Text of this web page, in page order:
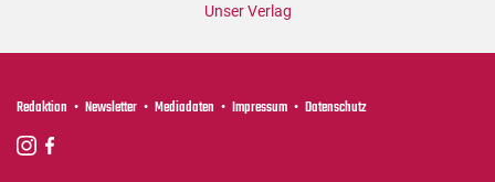
Unser Verlag
Redaktion Newsletter Mediadaten Impressum Datenschutz